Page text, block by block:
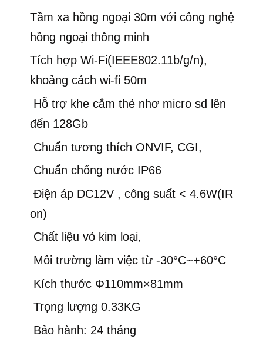
Tầm xa hồng ngoại 30m với công nghệ
hồng ngoại thông minh
Tích hợp Wi-Fi(IEEE802.11b/g/n),
khoảng cách wi-fi 50m
Hỗ trợ khe cắm thẻ nhơ micro sd lên
đến 128Gb
Chuẩn tương thích ONVIF, CGI,
Chuẩn chống nước IP66
Điện áp DC12V , công suất < 4.6W(IR
on)
Chất liệu vỏ kim loại,
Môi trường làm việc từ -30°C~+60°C
Kích thước Φ110mm×81mm
Trọng lượng 0.33KG
Bảo hành: 24 tháng